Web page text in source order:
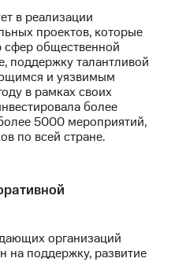
в реализации
проектов, которые
сфер общественной
поддержку талантливой
и уязвимым
в рамках своих
более
5000 мероприятий,
по всей стране.
организаций
поддержку, развитие